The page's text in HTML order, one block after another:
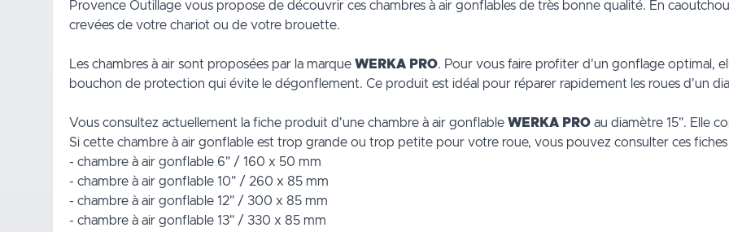
Provence Outillage vous propose de découvrir ces chambres à air gonflables de très bonne qualité. En
crevées de votre chariot ou de votre brouette.
Les chambres à air sont proposées par la marque WERKA PRO. Pour vous faire profiter d'un gonflage optimal,
bouchon de protection qui évite le dégonflement. Ce produit est idéal pour réparer rapidement les roues d'un
Vous consultez actuellement la fiche produit d'une chambre à air gonflable WERKA PRO au diamètre 15". Elle
Si cette chambre à air gonflable est trop grande ou trop petite pour votre roue, vous pouvez consulter ces fiches
- chambre à air gonflable 6" / 160 x 50 mm
- chambre à air gonflable 10" / 260 x 85 mm
- chambre à air gonflable 12" / 300 x 85 mm
- chambre à air gonflable 13" / 330 x 85 mm